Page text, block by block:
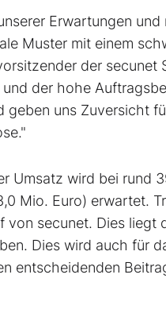
Erwartungen
Muster mit einem
der secunet
der hohe
geben uns Zuversicht
Umsatz wird bei rund
Mio. Euro) erwartet.
secunet. Dies liegt
Dies wird auch für
entscheidenden